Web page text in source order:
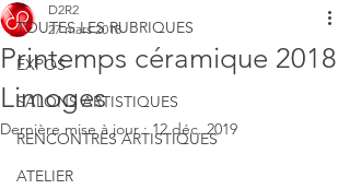
TOUTES LES RUBRIQUES
EXPOS
SALONS ARTISTIQUES
RENCONTRES ARTISTIQUES
ATELIER
Printemps céramique 2018
Limoges
D2R2
27 mars 2018
Dernière mise à jour :12 déc. 2019